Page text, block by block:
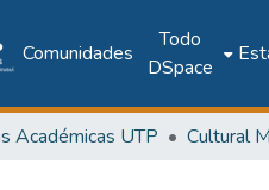
Comunidades
Todo
DSpace
Académicas UTP Cultural